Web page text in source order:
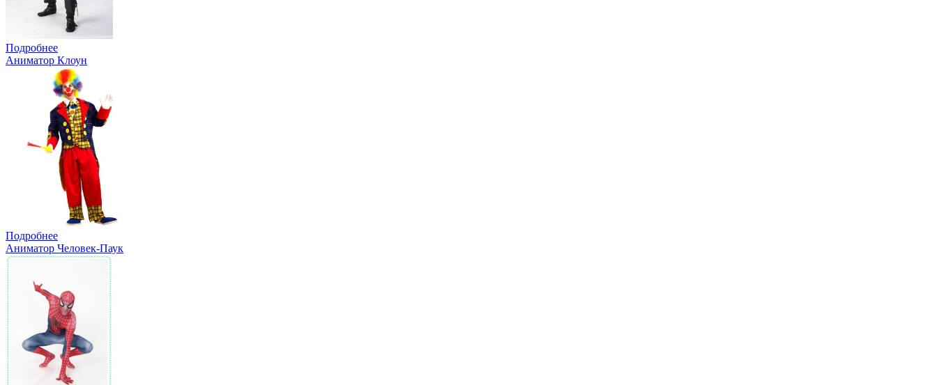
Подробнее
Аниматор Клоун
Подробнее
Аниматор Человек-Паук